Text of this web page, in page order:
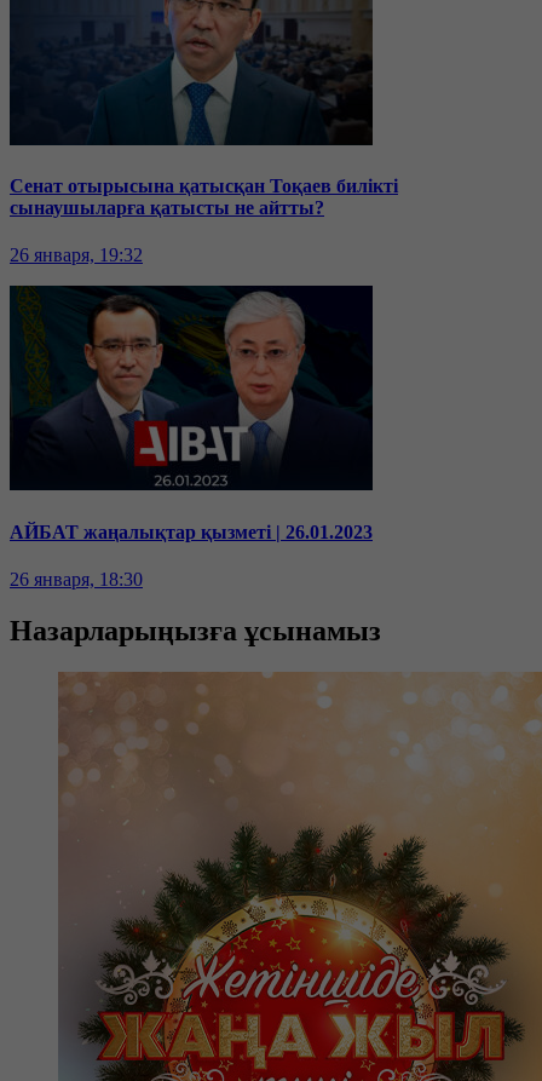
Сенат отырысына қатысқан Тоқаев билікті
сынаушыларға қатысты не айтты?
26 января, 19:32
АЙБАТ жаңалықтар қызметі | 26.01.2023
26 января, 18:30
Назарларыңызға ұсынамыз